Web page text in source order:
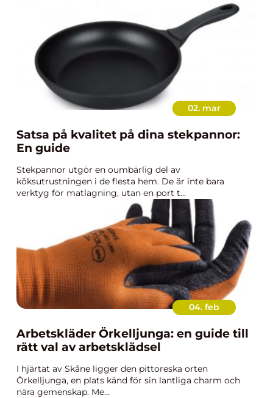
02. mar
Satsa på kvalitet på dina stekpannor:
En guide
Stekpannor utgör en oumbärlig del av
köksutrustningen i de flesta hem. De är inte bara
verktyg för matlagning, utan en port t...
04. feb
Arbetskläder Örkelljunga: en guide till
rätt val av arbetsklädsel
I hjärtat av Skåne ligger den pittoreska orten
Örkelljunga, en plats känd för sin lantliga charm och
nära gemenskap. Me...